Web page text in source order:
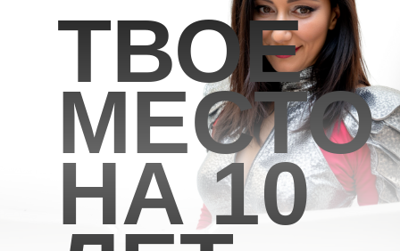
ТВОЁ
МЕСТО
НА 10